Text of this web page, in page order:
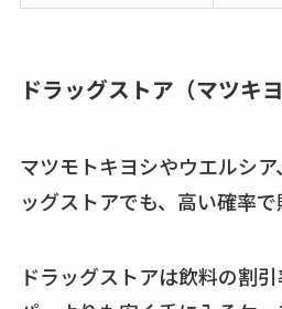
ドラッグストア（マツキ
マツモトキヨシやウエルシ
ッグストアでも、高い確率で
ドラッグストアは飲料の割